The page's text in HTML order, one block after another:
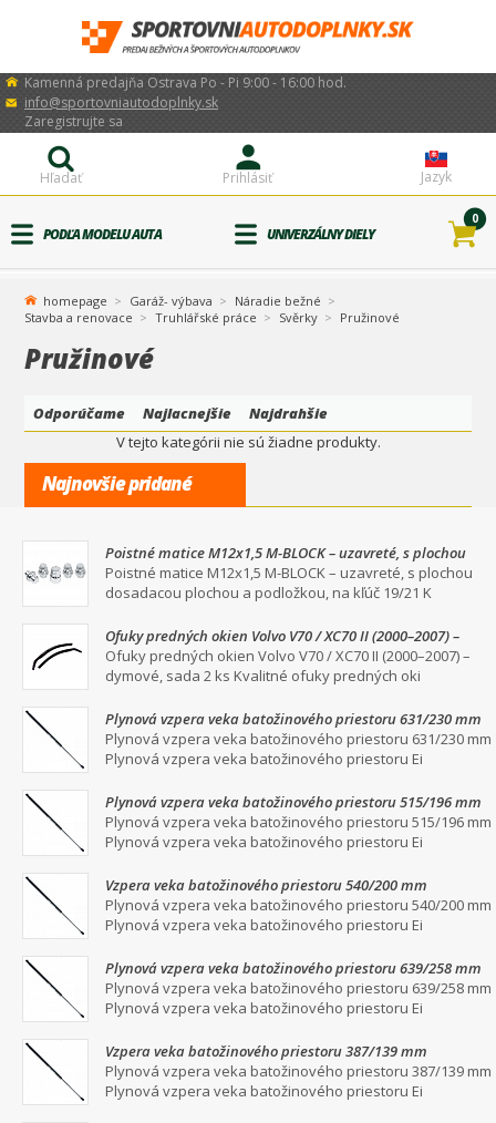
Kamenná predajňa Ostrava Po - Pi 9:00 - 16:00 hod.
info@sportovniautodoplnky.sk
Jazyk
Prihlásiť
Zaregistrujte sa
Hľadať
PODĽA MODELU AUTA UNIVERZÁLNY DIELY
0
homepage Garáž- výbava
Náradie bežné
Stavba a renovace
Truhlářské práce Svěrky Pružinové
Pružinové
Odporúčame Najlacnejšie
Najdrahšie
V tejto kategórii nie sú žiadne produkty.
Najnovšie pridané
Poistné matice M12x1,5 M-BLOCK – uzavreté, s plochou
dosadacou plochou a podložkou, na kľúč 19/21
Poistné matice M12x1,5 M-BLOCK – uzavreté, s plochou
dosadacou plochou a podložkou, na kľúč 19/21 K
Ofuky predných okien Volvo V70 / XC70 II (2000–2007) –
dymové, sada 2 ks
Ofuky predných okien Volvo V70 / XC70 II (2000–2007) –
dymové, sada 2 ks Kvalitné ofuky predných oki
Plynová vzpera veka batožinového priestoru 631/230 mm
Plynová vzpera veka batožinového priestoru 631/230 mm
Plynová vzpera veka batožinového priestoru Ei
Plynová vzpera veka batožinového priestoru 515/196 mm
Plynová vzpera veka batožinového priestoru 515/196 mm
Plynová vzpera veka batožinového priestoru Ei
Vzpera veka batožinového priestoru 540/200 mm
Plynová vzpera veka batožinového priestoru 540/200 mm
Plynová vzpera veka batožinového priestoru Ei
Plynová vzpera veka batožinového priestoru 639/258 mm
Plynová vzpera veka batožinového priestoru 639/258 mm
Plynová vzpera veka batožinového priestoru Ei
Vzpera veka batožinového priestoru 387/139 mm
Plynová vzpera veka batožinového priestoru 387/139 mm
Plynová vzpera veka batožinového priestoru Ei